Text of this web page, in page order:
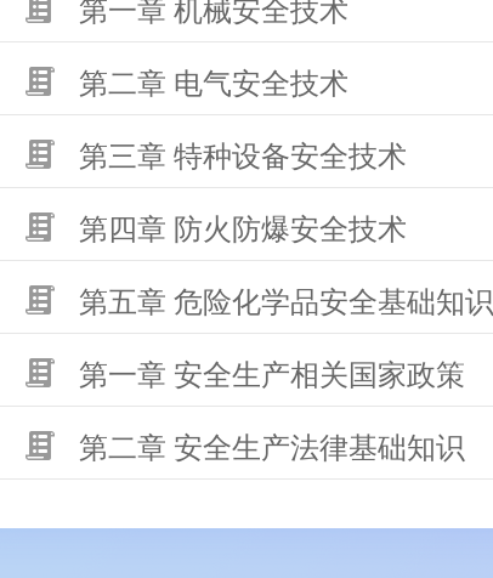
第一章 机械安全技术
第二章 电气安全技术
第三章 特种设备安全技术
第四章 防火防爆安全技术
第五章 危险化学品安全基础知识
第一章 安全生产相关国家政策
第二章 安全生产法律基础知识